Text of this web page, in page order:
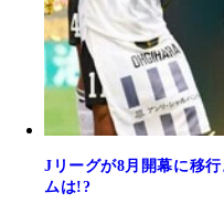
Jリーグが8月開幕に移
ムは!?